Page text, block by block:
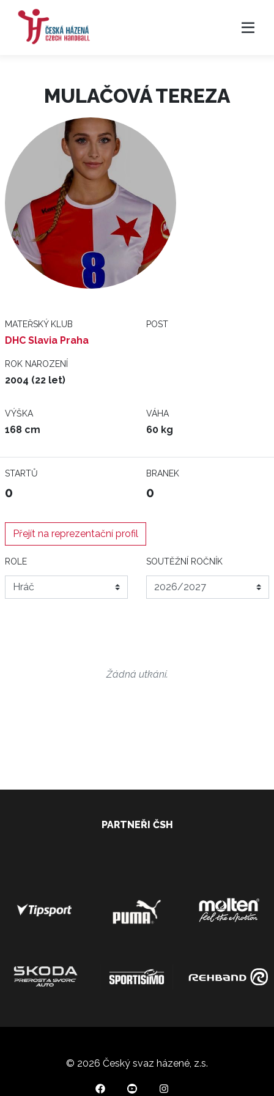
MULAČOVÁ TEREZA
MATEŘSKÝ KLUB
DHC Slavia Praha
POST
ROK NAROZENÍ
2004 (22 let)
VÝŠKA
168 cm
VÁHA
60 kg
STARTŮ
0
BRANEK
0
Přejít na reprezentační profil
ROLE SOUTĚŽNÍ ROČNÍK
Žádná utkání.
PARTNEŘI ČSH
© 2026 Český svaz házené, z.s.